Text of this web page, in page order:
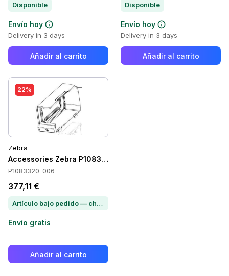
Disponible
Envío hoy
Delivery in 3 days
Añadir al carrito
Disponible
Envío hoy
Delivery in 3 days
Añadir al carrito
22%
Zebra
Accessories Zebra P1083320-006
P1083320-006
377,11 €
Artículo bajo pedido — chatea para conocer el plazo de entrega
Envío gratis
Añadir al carrito